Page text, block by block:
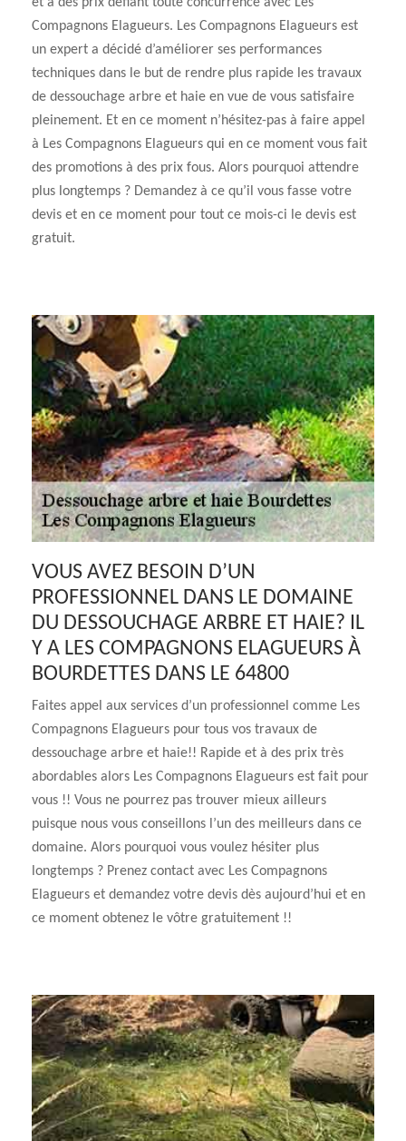
Compagnons Elagueurs. Les Compagnons Elagueurs est
un expert a décidé d’améliorer ses performances
techniques dans le but de rendre plus rapide les travaux
de dessouchage arbre et haie en vue de vous satisfaire
pleinement. Et en ce moment n’hésitez-pas à faire appel
à Les Compagnons Elagueurs qui en ce moment vous fait
des promotions à des prix fous. Alors pourquoi attendre
plus longtemps ? Demandez à ce qu’il vous fasse votre
devis et en ce moment pour tout ce mois-ci le devis est
gratuit.
VOUS AVEZ BESOIN D’UN
PROFESSIONNEL DANS LE DOMAINE
DU DESSOUCHAGE ARBRE ET HAIE? IL
Y A LES COMPAGNONS ELAGUEURS À
BOURDETTES DANS LE 64800
Faites appel aux services d’un professionnel comme Les
Compagnons Elagueurs pour tous vos travaux de
dessouchage arbre et haie!! Rapide et à des prix très
abordables alors Les Compagnons Elagueurs est fait pour
vous !! Vous ne pourrez pas trouver mieux ailleurs
puisque nous vous conseillons l’un des meilleurs dans ce
domaine. Alors pourquoi vous voulez hésiter plus
longtemps ? Prenez contact avec Les Compagnons
Elagueurs et demandez votre devis dès aujourd’hui et en
ce moment obtenez le vôtre gratuitement !!